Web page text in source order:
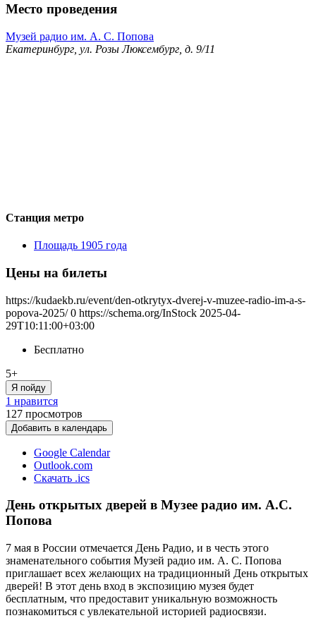
Место проведения
Музей радио им. А. С. Попова
Екатеринбург, ул. Розы Люксембург, д. 9/11
Станция метро
Площадь 1905 года
Цены на билеты
https://kudaekb.ru/event/den-otkrytyx-dverej-v-muzee-radio-im-a-s-
popova-2025/ 0 https://schema.org/InStock 2025-04-
29T10:11:00+03:00
Бесплатно
5+
Я пойду
1 нравится
127 просмотров
Добавить в календарь
Google Calendar
Outlook.com
Скачать .ics
День открытых дверей в Музее радио им. А.С.
Попова
7 мая в России отмечается День Радио, и в честь этого
знаменательного события Музей радио им. А. С. Попова
приглашает всех желающих на традиционный День открытых
дверей! В этот день вход в экспозицию музея будет
бесплатным, что предоставит уникальную возможность
познакомиться с увлекательной историей радиосвязи.